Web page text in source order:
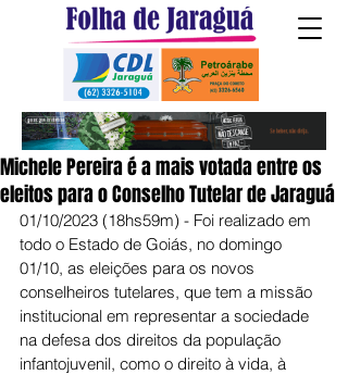
Michele Pereira é a mais votada entre os
eleitos para o Conselho Tutelar de Jaraguá
01/10/2023 (18hs59m) - Foi realizado em
todo o Estado de Goiás, no domingo
01/10, as eleições para os novos
conselheiros tutelares, que tem a missão
institucional em representar a sociedade
na defesa dos direitos da população
infantojuvenil, como o direito à vida, à